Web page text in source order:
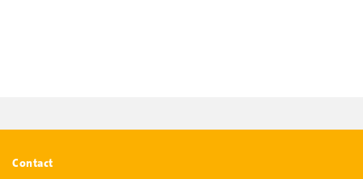
Contact